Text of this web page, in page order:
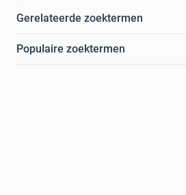
Gerelateerde zoektermen
Populaire zoektermen